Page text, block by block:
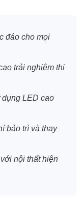
đáo cho mọi
trải nghiệm thị
LED cao
bảo trì và thay
nội thất hiện